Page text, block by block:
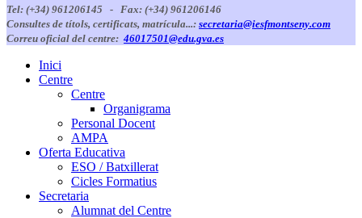
Tel: (+34) 961206145 - Fax: (+34) 961206146
Consultes de títols, certificats, matrícula...: secretaria@iesfmontseny.com
Correu oficial del centre: 46017501@edu.gva.es
Inici
Centre
Centre
Organigrama
Personal Docent
AMPA
Oferta Educativa
ESO / Batxillerat
Cicles Formatius
Secretaria
Alumnat del Centre